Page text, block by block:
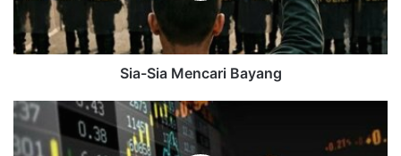
Sia-Sia Mencari Bayang